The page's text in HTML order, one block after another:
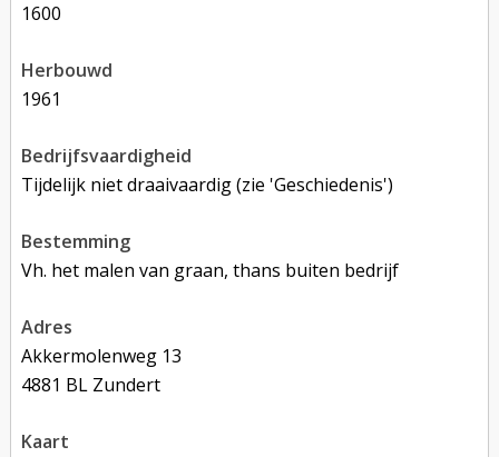
1600
herbouwd
1961
bedrijfsvaardigheid
Tijdelijk niet draaivaardig (zie 'Geschiedenis')
bestemming
Vh. het malen van graan, thans buiten bedrijf
adres
Akkermolenweg 13
4881 BL Zundert
kaart